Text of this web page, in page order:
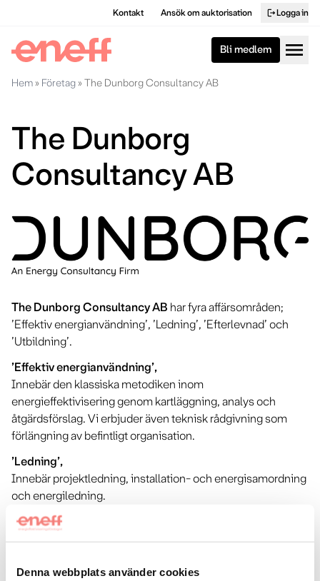
Denna webbplats använder cookies
Kontakt Ansök om auktorisation logoutLogga in
Bli medlem menu
Hem» Företag»The Dunborg Consultancy AB
The Dunborg
Consultancy AB
The Dunborg Consultancy AB har fyra affärsområden;
’Effektiv energianvändning’, ’Ledning’, ’Efterlevnad’ och
’Utbildning’.
’Effektiv energianvändning’,
Innebär den klassiska metodiken inom
energieffektivisering genom kartläggning, analys och
åtgärdsförslag. Vi erbjuder även teknisk rådgivning som
förlängning av befintligt organisation.
’Ledning’,
Innebär projektledning, installation- och energisamordning
och energiledning.
’Efterlevnad’,
Innebär energikartläggning, energideklaration samt